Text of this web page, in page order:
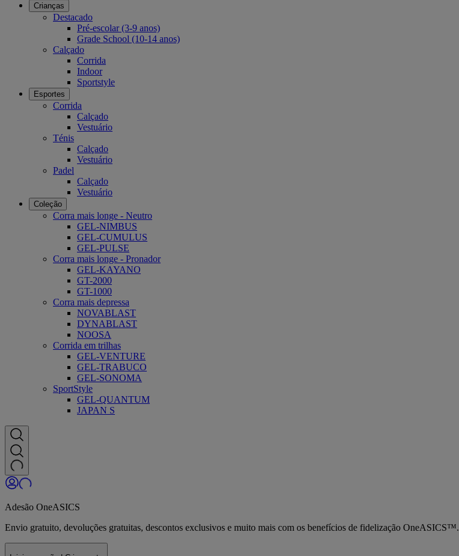
Crianças
Destacado
Pré-escolar (3-9 anos)
Grade School (10-14 anos)
Calçado
Corrida
Indoor
Sportstyle
Esportes
Corrida
Calçado
Vestuário
Ténis
Calçado
Vestuário
Padel
Calçado
Vestuário
Coleção
Corra mais longe - Neutro
GEL-NIMBUS
GEL-CUMULUS
GEL-PULSE
Corra mais longe - Pronador
GEL-KAYANO
GT-2000
GT-1000
Corra mais depressa
NOVABLAST
DYNABLAST
NOOSA
Corrida em trilhas
GEL-VENTURE
GEL-TRABUCO
GEL-SONOMA
SportStyle
GEL-QUANTUM
JAPAN S
Adesão OneASICS
Envio gratuito, devoluções gratuitas, descontos exclusivos e muito mais com os benefícios de fidelização OneASICS™.